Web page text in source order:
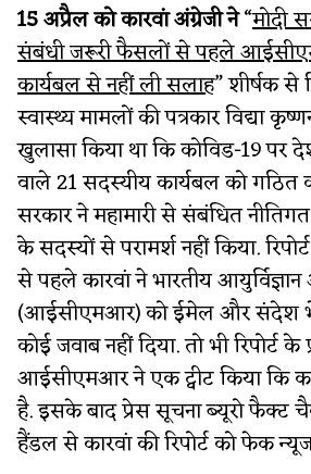
15 अप्रैल को कारवां अंग्रेजी ने“मोदी
संबंधी जरूरी फैसलों से पहले
कार्यबल से नहीं ली सलाह” शीर्षक से
स्वास्थ्य मामलों की पत्रकार विद्या
खुलासा किया था कि कोविड-19 पर
वाले 21 सदस्यीय कार्यबल को गठित
सरकार ने महामारी से संबंधित
के सदस्यों से परामर्श नहीं किया.
से पहले कारवां ने भारतीय
(आईसीएमआर) को ईमेल और संदेश
कोई जवाब नहीं दिया. तो भी रिपोर्ट
आईसीएमआर ने एक ट्वीट किया कि
है. इसके बाद प्रेस सूचना ब्यूरो फैक्ट
हैंडल से कारवां की रिपोर्ट को फेक